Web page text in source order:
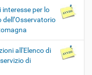
per lo
all'Elenco di
di